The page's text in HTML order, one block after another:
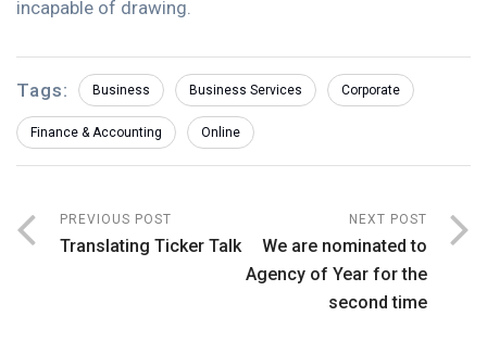
incapable of drawing.
Tags: Business Business Services Corporate
Finance & Accounting Online
PREVIOUS POST
Translating Ticker Talk
NEXT POST
We are nominated to
Agency of Year for the
second time